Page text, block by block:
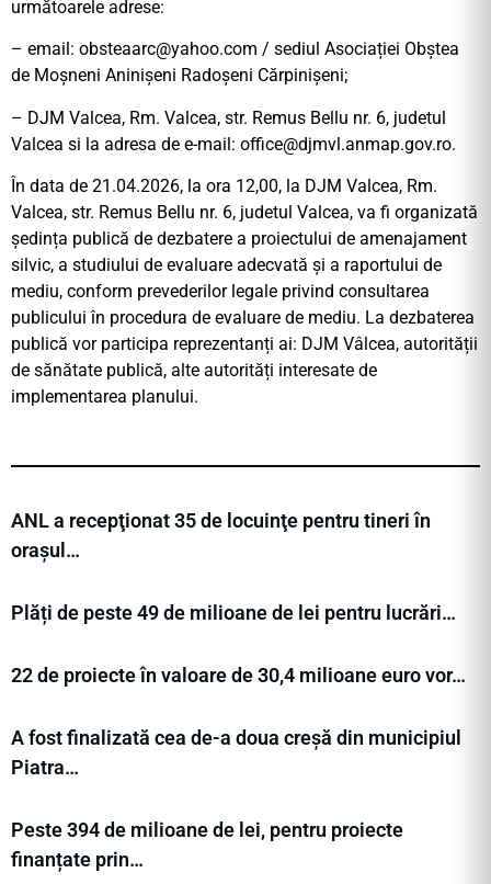
următoarele adrese:
– email: obsteaarc@yahoo.com / sediul Asociației Obștea
de Moșneni Aninișeni Radoșeni Cărpinișeni;
– DJM Valcea, Rm. Valcea, str. Remus Bellu nr. 6, judetul
Valcea si la adresa de e-mail: office@djmvl.anmap.gov.ro.
În data de 21.04.2026, la ora 12,00, la DJM Valcea, Rm.
Valcea, str. Remus Bellu nr. 6, judetul Valcea, va fi organizată
ședința publică de dezbatere a proiectului de amenajament
silvic, a studiului de evaluare adecvată și a raportului de
mediu, conform prevederilor legale privind consultarea
publicului în procedura de evaluare de mediu. La dezbaterea
publică vor participa reprezentanți ai: DJM Vâlcea, autorității
de sănătate publică, alte autorități interesate de
implementarea planului.
ANL a recepţionat 35 de locuinţe pentru tineri în
orașul…
Plăți de peste 49 de milioane de lei pentru lucrări…
22 de proiecte în valoare de 30,4 milioane euro vor…
A fost finalizată cea de-a doua creșă din municipiul
Piatra…
Peste 394 de milioane de lei, pentru proiecte
finanțate prin…